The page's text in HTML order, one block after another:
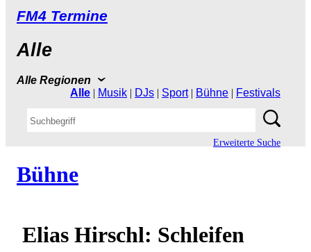
FM4Termine
Alle
AlleRegionen
Alle | Musik | DJs | Sport| Bühne | Festivals
ErweiterteSuche
Bühne
EliasHirschl:Schleifen